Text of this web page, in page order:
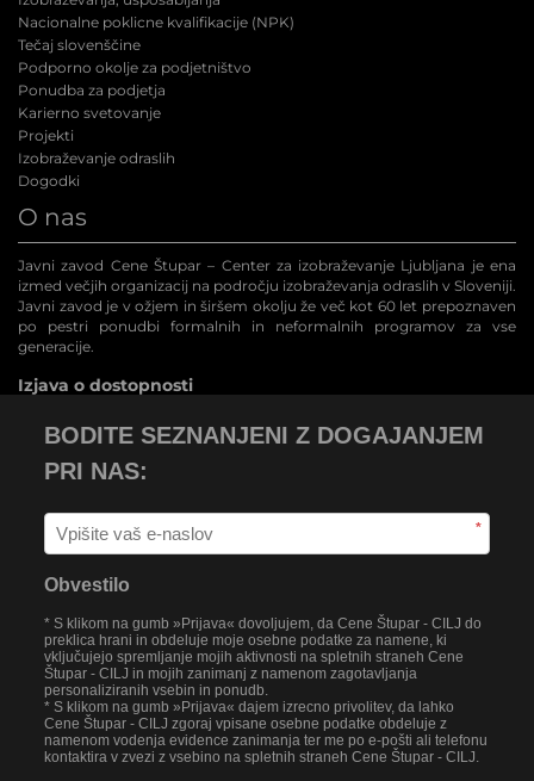
Nacionalne poklicne kvalifikacije (NPK)
Tečaj slovenščine
Podporno okolje za podjetništvo
Ponudba za podjetja
Karierno svetovanje
Projekti
Izobraževanje odraslih
Dogodki
O nas
Javni zavod Cene Štupar – Center za izobraževanje Ljubljana je ena
izmed večjih organizacij na področju izobraževanja odraslih v Sloveniji.
Javni zavod je v ožjem in širšem okolju že več kot 60 let prepoznaven
po pestri ponudbi formalnih in neformalnih programov za vse
generacije.
Izjava o dostopnosti
BODITE SEZNANJENI Z DOGAJANJEM
PRI NAS:
*
Obvestilo
* S klikom na gumb »Prijava« dovoljujem, da Cene Štupar - CILJ do
preklica hrani in obdeluje moje osebne podatke za namene, ki
vključujejo spremljanje mojih aktivnosti na spletnih straneh Cene
Štupar - CILJ in mojih zanimanj z namenom zagotavljanja
personaliziranih vsebin in ponudb.
* S klikom na gumb »Prijava« dajem izrecno privolitev, da lahko
Cene Štupar - CILJ zgoraj vpisane osebne podatke obdeluje z
namenom vodenja evidence zanimanja ter me po e-pošti ali telefonu
kontaktira v zvezi z vsebino na spletnih straneh Cene Štupar - CILJ.